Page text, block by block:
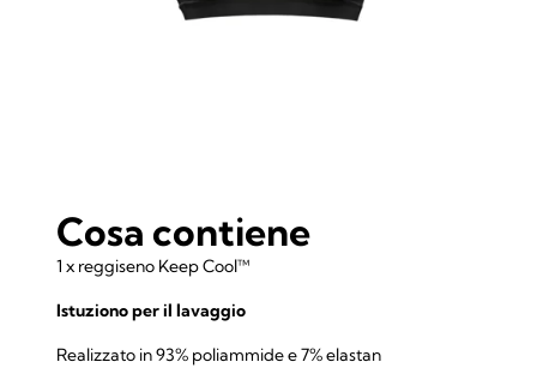
Cosa contiene
1 x reggiseno Keep Cool™
Istuziono per il lavaggio
Realizzato in 93% poliammide e 7% elastan